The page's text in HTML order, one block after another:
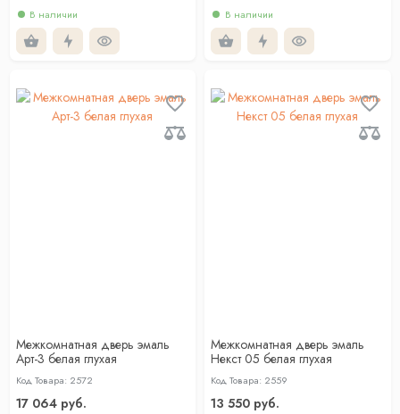
В наличии
В наличии
Межкомнатная дверь эмаль
Арт-3 белая глухая
Код Товара: 2572
17 064 руб.
Межкомнатная дверь эмаль
Некст 05 белая глухая
Код Товара: 2559
13 550 руб.